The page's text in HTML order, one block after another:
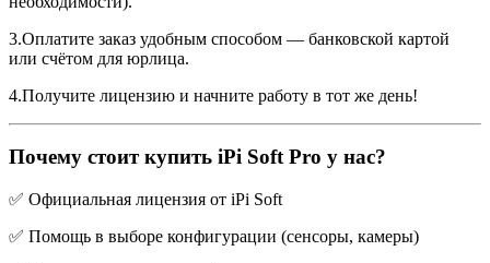
3.Оплатите заказ удобным способом — банковской картой
или счётом для юрлица.
4.Получите лицензию и начните работу в тот же день!
Почему стоит купить iPi Soft Pro у нас?
✅ Официальная лицензия от iPi Soft
✅ Помощь в выборе конфигурации (сенсоры, камеры)